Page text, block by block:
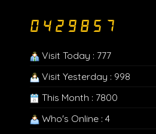
Visit Today : 777
Visit Yesterday : 998
This Month : 7800
Who's Online : 4